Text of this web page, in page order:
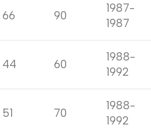
66 90
1987-
1987
44 60
1988-
1992
51 70
1988-
1992